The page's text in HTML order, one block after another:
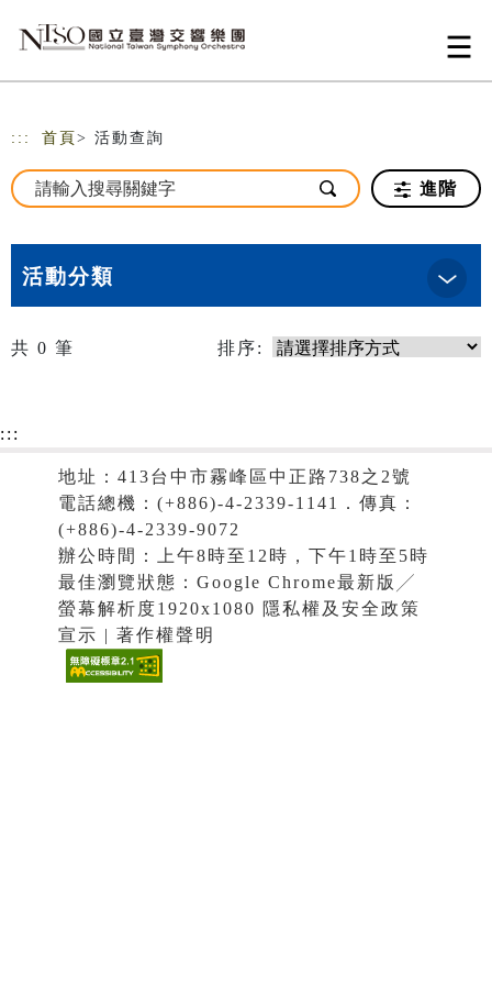
::: 首頁 > 活動查詢
進階
活動分類
共 0 筆 排序:
:::
地址：413台中市霧峰區中正路738之2號
電話總機：(+886)-4-2339-1141．傳真：
(+886)-4-2339-9072
辦公時間：上午8時至12時，下午1時至5時
最佳瀏覽狀態：Google Chrome最新版╱
螢幕解析度1920x1080 隱私權及安全政策
宣示 | 著作權聲明